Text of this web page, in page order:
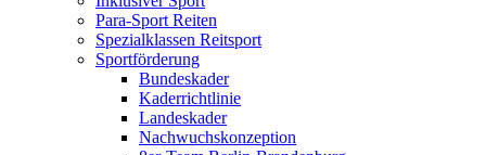
Para-Sport Reiten
Spezialklassen Reitsport
Sportförderung
Bundeskader
Kaderrichtlinie
Landeskader
Nachwuchskonzeption